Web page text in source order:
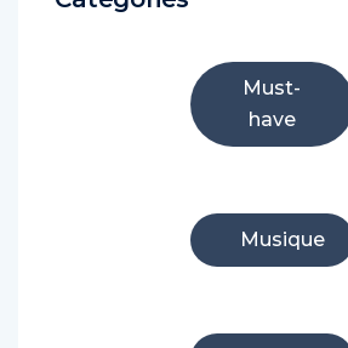
Must-
have
Musique